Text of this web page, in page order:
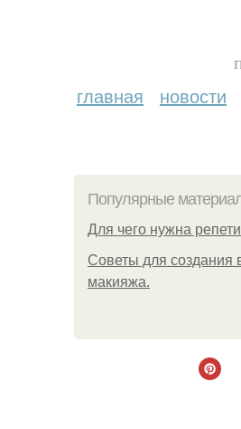
главная новости
Популярные
Для чего нужна
Советы для создания
макияжа.